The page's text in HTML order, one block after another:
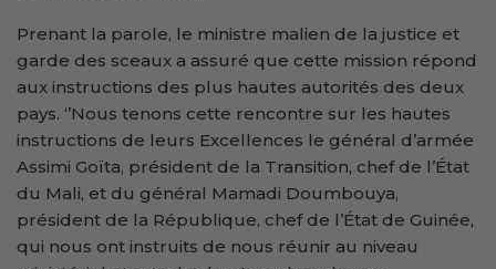
Prenant la parole, le ministre malien de la justice et
garde des sceaux a assuré que cette mission répond
aux instructions des plus hautes autorités des deux
pays. ‘’Nous tenons cette rencontre sur les hautes
instructions de leurs Excellences le général d’armée
Assimi Goïta, président de la Transition, chef de l’État
du Mali, et du général Mamadi Doumbouya,
président de la République, chef de l’État de Guinée,
qui nous ont instruits de nous réunir au niveau